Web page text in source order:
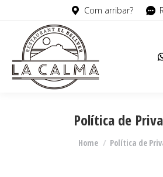
Com arribar?
Política de
You are here:
Home Política de